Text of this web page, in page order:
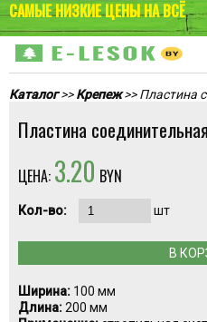
САМЫЕ НИЗКИЕ ЦЕНЫ НА ВСЁ
Каталог>>Крепеж >> Пластина
Пластина
ЦЕНА: 3.20 BYN
Кол-во: шт
В
Ширина: 100 мм
Длина:200 мм